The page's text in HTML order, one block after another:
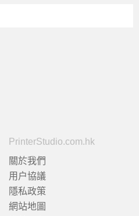
PrinterStudio.com.hk
關於我們
用户協議
隱私政策
網站地圖